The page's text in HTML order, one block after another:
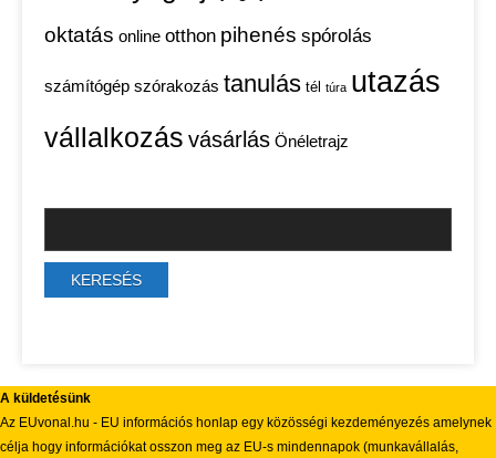
oktatás online otthon pihenés spórolás
számítógép szórakozás tanulás tél túra utazás
vállalkozás vásárlás Önéletrajz
A küldetésünk
Az EUvonal.hu - EU információs honlap egy közösségi kezdeményezés amelynek
célja hogy információkat osszon meg az EU-s mindennapok (munkavállalás,